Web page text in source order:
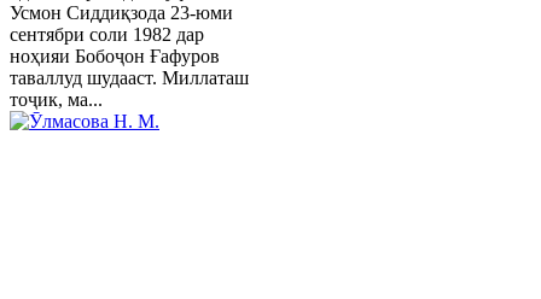
Усмон Сиддиқзода 23-юми
сентябри соли 1982 дар
ноҳияи Бобоҷон Ғафуров
таваллуд шудааст. Миллаташ
тоҷик, ма...